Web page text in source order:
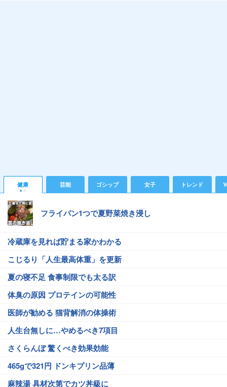
健康 芸能 ゴシップ 女子 トレンド
フライパン1つで夏野菜焼き浸し
冷蔵庫を見れば貯まる家かわかる
こじるり「人生最高体重」を更新
夏の寝不足 食事制限でも太る訳
体臭の原因 プロテインの可能性
医師が勧める 猫背解消の体操術
人生台無しに…やめるべき7項目
さくらんぼ 驚くべき効果効能
465gで321円 ドンキプリン品薄
麻辣湯 具材次第でカツ丼級に